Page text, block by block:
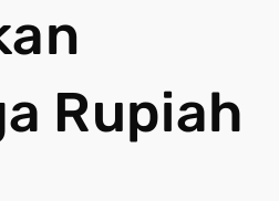
Rupiah